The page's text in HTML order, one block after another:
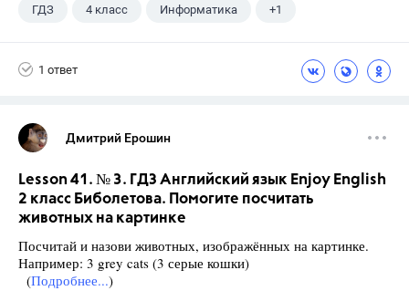
ГДЗ 4 класс Информатика +1
1 ответ
Дмитрий Ерошин
Lesson 41. № 3. ГДЗ Английский язык Enjoy English
2 класс Биболетова. Помогите посчитать
животных на картинке
Посчитай и назови животных, изображённых на картинке.
Например: 3 grey cats (3 серые кошки)
(Подробнее...)